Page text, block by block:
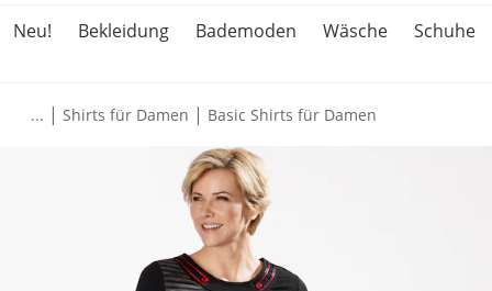
Neu!
Bekleidung Bademoden Wäsche Schuhe
... | Shirts für Damen | Basic Shirts für Damen